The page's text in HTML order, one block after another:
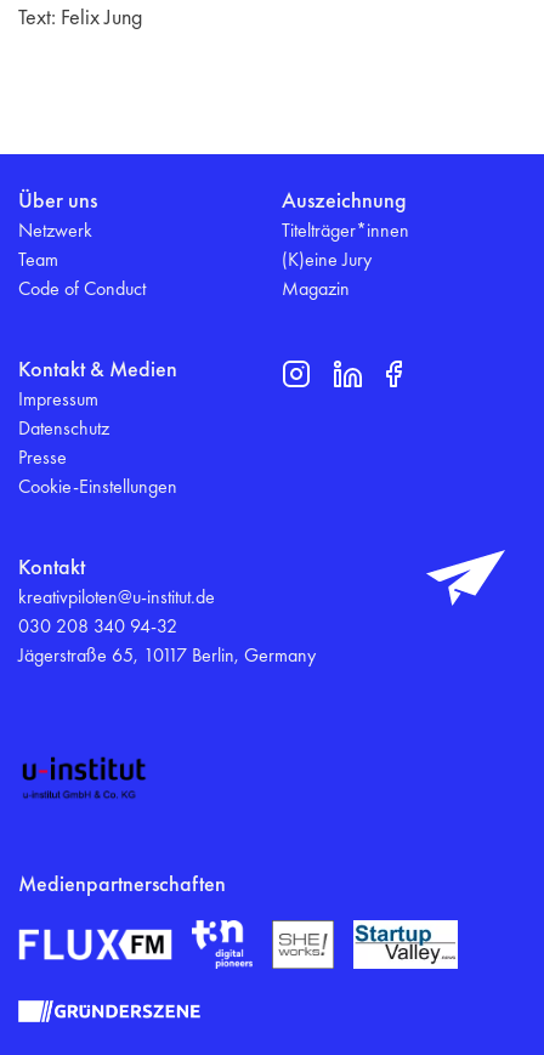
Text: Felix Jung
Über uns
Netzwerk
Team
Code of Conduct
Auszeichnung
Titelträger*innen
(K)eine Jury
Magazin
Kontakt & Medien
Impressum
Datenschutz
Presse
Cookie-Einstellungen
Kontakt
kreativpiloten@u-institut.de
030 208 340 94-32
Jägerstraße 65, 10117 Berlin, Germany
Medienpartnerschaften